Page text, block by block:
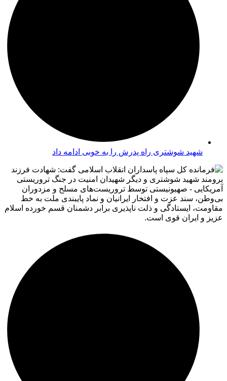
شهید شوشتری راه پدرش را به خوبی ادامه داد